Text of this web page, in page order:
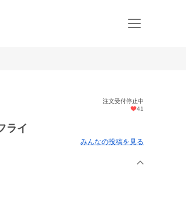
注文受付停止中
41
ライ
みんなの投稿を見る